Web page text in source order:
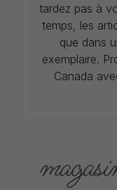
tardez pas à
temps, les
que dans
exemplaire.
Canada